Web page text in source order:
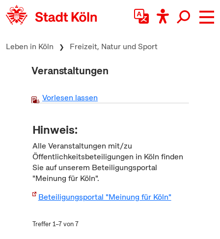
zum Inhalt springen
Leben in Köln Freizeit, Natur und Sport
Veranstaltungen
Vorlesen lassen
Hinweis:
Alle Veranstaltungen mit/zu
Öffentlichkeitsbeteiligungen in Köln finden
Sie auf unserem Beteiligungsportal
"Meinung für Köln".
Beteiligungsportal "Meinung für Köln"
Treffer 1–7 von 7